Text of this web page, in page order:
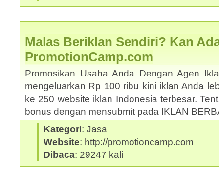
Malas Beriklan Sendiri? Kan
PromotionCamp.com
Promosikan Usaha Anda Dengan Agen
mengeluarkan Rp 100 ribu kini iklan Anda
ke 250 website iklan Indonesia terbesar.
bonus dengan mensubmit pada IKLAN
Kategori: Jasa
Website: http://promotioncamp.com
Dibaca: 29247 kali